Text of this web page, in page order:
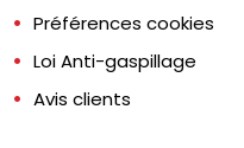
Préférences cookies
Loi Anti-gaspillage
Avis clients